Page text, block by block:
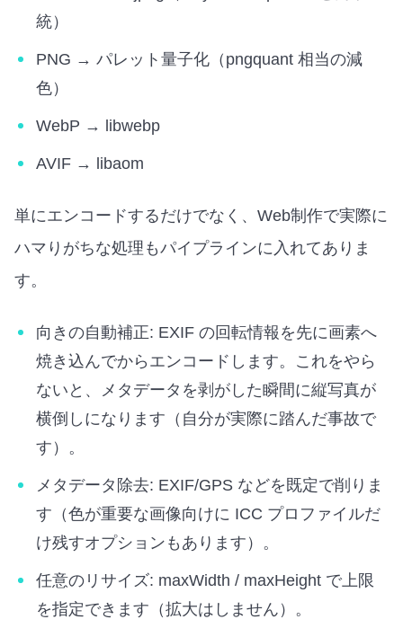
統）
PNG → パレット量子化（pngquant 相当の減
色）
WebP → libwebp
AVIF → libaom
単にエンコードするだけでなく、Web制作で実際に
ハマりがちな処理もパイプラインに入れてありま
す。
向きの自動補正: EXIF の回転情報を先に画素へ
焼き込んでからエンコードします。これをやら
ないと、メタデータを剥がした瞬間に縦写真が
横倒しになります（自分が実際に踏んだ事故で
す）。
メタデータ除去: EXIF/GPS などを既定で削りま
す（色が重要な画像向けに ICC プロファイルだ
け残すオプションもあります）。
任意のリサイズ: maxWidth / maxHeight で上限
を指定できます（拡大はしません）。